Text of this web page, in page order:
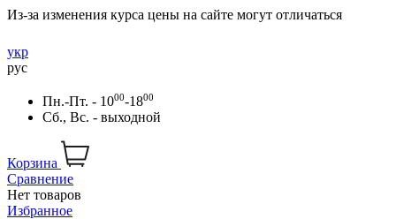
Из-за изменения курса цены на сайте могут отличаться
укр
рус
Пн.-Пт. - 1000-1800
Сб., Вс. - выходной
Корзина
Сравнение
Нет товаров
Избранное